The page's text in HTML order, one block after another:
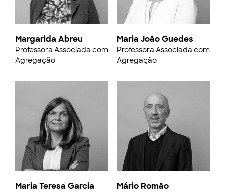
Margarida Abreu
Professora Associada com
Agregação
Maria Teresa Garcia
Maria João Guedes
Professora Associada com
Agregação
Mário Romão